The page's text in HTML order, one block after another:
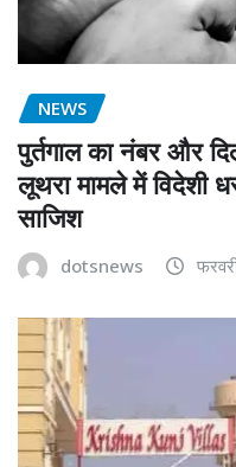
NEWS
पुर्तगाल का नंबर और
लूथरा मामले में विदेशी
साजिश
dotsnews